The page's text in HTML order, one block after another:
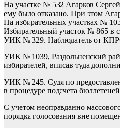
На участке № 532 Агарков
ему было отказано. При этом
На избирательных участках №
Избирательный участок № 865 в
УИК № 329. Наблюдатель от КПРФ
УИК № 1039, Раздольненский
избирателей, вписав туда
УИК № 245. Судя по
в процедуре подсчета
С учетом неоправданно
порядка голосования вне